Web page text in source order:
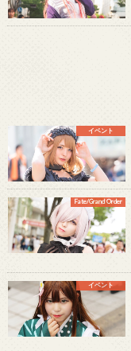
イベント
Fate/Grand Order
イベント